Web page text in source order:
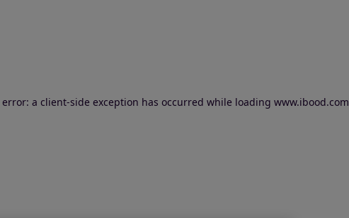
a client-side exception has occurred while loading www.ibood.com